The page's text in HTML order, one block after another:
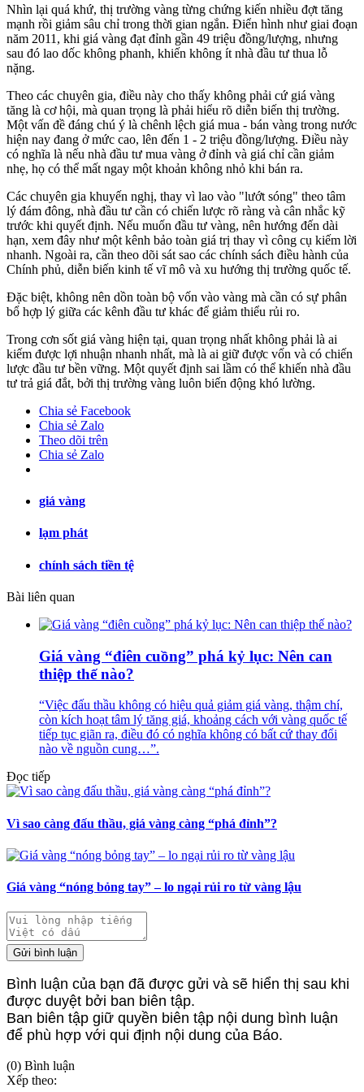
Nhìn lại quá khứ, thị trường vàng từng chứng kiến nhiều đợt tăng
mạnh rồi giảm sâu chỉ trong thời gian ngắn. Điển hình như giai đoạn
năm 2011, khi giá vàng đạt đỉnh gần 49 triệu đồng/lượng, nhưng
sau đó lao dốc không phanh, khiến không ít nhà đầu tư thua lỗ
nặng.
Theo các chuyên gia, điều này cho thấy không phải cứ giá vàng
tăng là cơ hội, mà quan trọng là phải hiểu rõ diễn biến thị trường.
Một vấn đề đáng chú ý là chênh lệch giá mua - bán vàng trong nước
hiện nay đang ở mức cao, lên đến 1 - 2 triệu đồng/lượng. Điều này
có nghĩa là nếu nhà đầu tư mua vàng ở đỉnh và giá chỉ cần giảm
nhẹ, họ có thể mất ngay một khoản không nhỏ khi bán ra.
Các chuyên gia khuyến nghị, thay vì lao vào "lướt sóng" theo tâm
lý đám đông, nhà đầu tư cần có chiến lược rõ ràng và cân nhắc kỹ
trước khi quyết định. Nếu muốn đầu tư vàng, nên hướng đến dài
hạn, xem đây như một kênh bảo toàn giá trị thay vì công cụ kiếm lời
nhanh. Ngoài ra, cần theo dõi sát sao các chính sách điều hành của
Chính phủ, diễn biến kinh tế vĩ mô và xu hướng thị trường quốc tế.
Đặc biệt, không nên dồn toàn bộ vốn vào vàng mà cần có sự phân
bổ hợp lý giữa các kênh đầu tư khác để giảm thiểu rủi ro.
Trong cơn sốt giá vàng hiện tại, quan trọng nhất không phải là ai
kiếm được lợi nhuận nhanh nhất, mà là ai giữ được vốn và có chiến
lược đầu tư bền vững. Một quyết định sai lầm có thể khiến nhà đầu
tư trả giá đắt, bởi thị trường vàng luôn biến động khó lường.
Chia sẻ Facebook
Chia sẻ Zalo
Theo dõi trên
Chia sẻ Zalo
giá vàng
lạm phát
chính sách tiền tệ
Bài liên quan
Giá vàng “điên cuồng” phá kỷ lục: Nên can
thiệp thế nào?
“Việc đấu thầu không có hiệu quả giảm giá vàng, thậm chí,
còn kích hoạt tâm lý tăng giá, khoảng cách với vàng quốc tế
tiếp tục giãn ra, điều đó có nghĩa không có bất cứ thay đổi
nào về nguồn cung…”.
Đọc tiếp
Vì sao càng đấu thầu, giá vàng càng “phá đỉnh”?
Giá vàng “nóng bỏng tay” – lo ngại rủi ro từ vàng lậu
Gửi bình luận
Bình luận của bạn đã được gửi và sẽ hiển thị sau khi
được duyệt bởi ban biên tập.
Ban biên tập giữ quyền biên tập nội dung bình luận
để phù hợp với qui định nội dung của Báo.
(0) Bình luận
Xếp theo: